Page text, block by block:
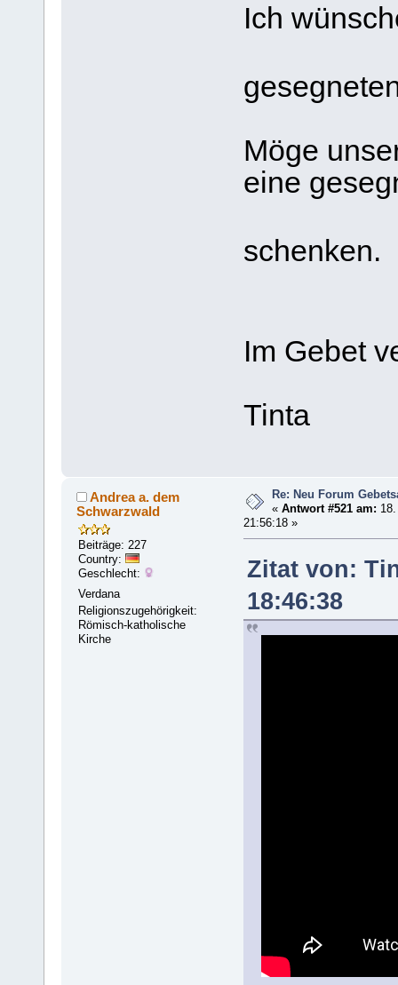
Ich
Möge
eine
schenken.
Im Gebet
Tinta
Andrea a. dem
Schwarzwald
Beiträge: 227
Country:
Geschlecht:
Verdana
Religionszugehörigkeit:
Römisch-katholische
Kirche
Re: Neu Forum
«Antwort #521 am:
21:56:18 »
Zitat von:
18:46:38